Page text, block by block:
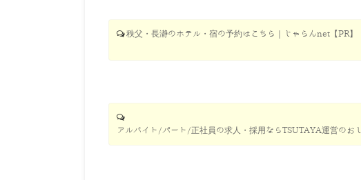
秩父・長瀞のホテル・宿の予約はこちら｜じゃらんnet【PR】
アルバイト/パート/正社員の求人・採用ならTSUTAYA運営のお